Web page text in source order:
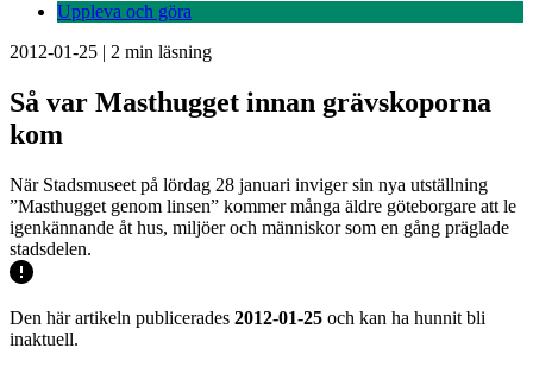
Uppleva och göra
2012-01-25 | 2 min läsning
Så var Masthugget innan grävskoporna
kom
När Stadsmuseet på lördag 28 januari inviger sin nya utställning
”Masthugget genom linsen” kommer många äldre göteborgare att le
igenkännande åt hus, miljöer och människor som en gång präglade
stadsdelen.
Den här artikeln publicerades 2012-01-25 och kan ha hunnit bli
inaktuell.